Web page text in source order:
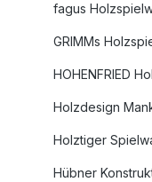
fagus
GRIMMs
HOHENFRIED
Holzdesign
Holztiger
Hübner